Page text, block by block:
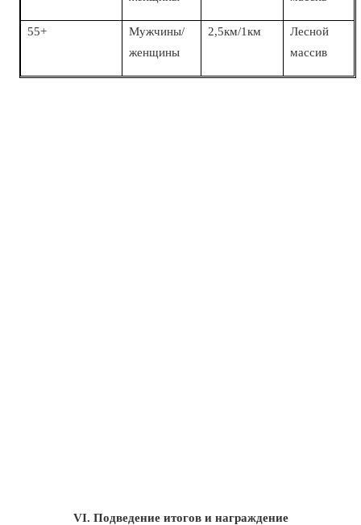
55+
Мужчины/
женщины
2,5км/1км
Лесной
массив
VI. Подведение итогов и награждение